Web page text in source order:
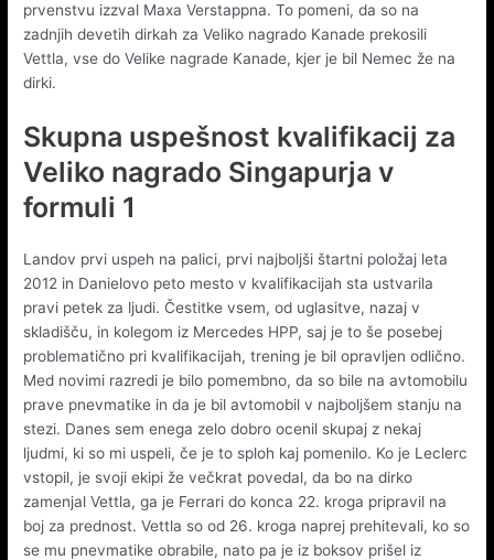
prvenstvu izzval Maxa Verstappna. To pomeni, da so na
zadnjih devetih dirkah za Veliko nagrado Kanade prekosili
Vettla, vse do Velike nagrade Kanade, kjer je bil Nemec že na
dirki.
Skupna uspešnost kvalifikacij za
Veliko nagrado Singapurja v
formuli 1
Landov prvi uspeh na palici, prvi najboljši štartni položaj leta
2012 in Danielovo peto mesto v kvalifikacijah sta ustvarila
pravi petek za ljudi. Čestitke vsem, od uglasitve, nazaj v
skladišču, in kolegom iz Mercedes HPP, saj je to še posebej
problematično pri kvalifikacijah, trening je bil opravljen odlično.
Med novimi razredi je bilo pomembno, da so bile na avtomobilu
prave pnevmatike in da je bil avtomobil v najboljšem stanju na
stezi. Danes sem enega zelo dobro ocenil skupaj z nekaj
ljudmi, ki so mi uspeli, če je to sploh kaj pomenilo. Ko je Leclerc
vstopil, je svoji ekipi že večkrat povedal, da bo na dirko
zamenjal Vettla, ga je Ferrari do konca 22. kroga pripravil na
boj za prednost. Vettla so od 26. kroga naprej prehitevali, ko so
se mu pnevmatike obrabile, nato pa je iz boksov prišel iz